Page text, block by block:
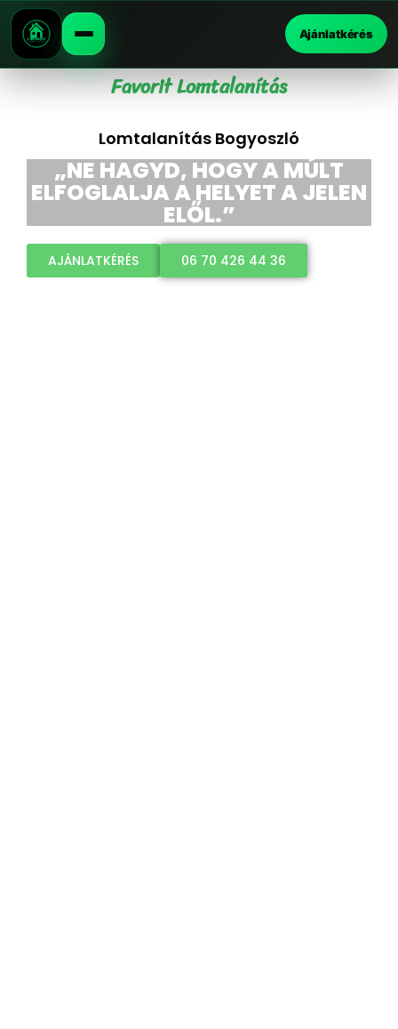
Ajánlatkérés
Favorit Lomtalanítás
Lomtalanítás Bogyoszló
„NE HAGYD, HOGY A MÚLT
ELFOGLALJA A HELYET A JELEN
ELŐL.”
AJÁNLATKÉRÉS 06 70 426 44 36